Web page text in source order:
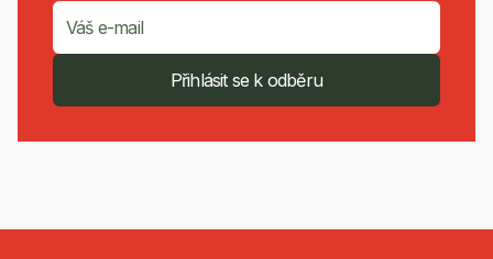
Přihlásit se k odběru